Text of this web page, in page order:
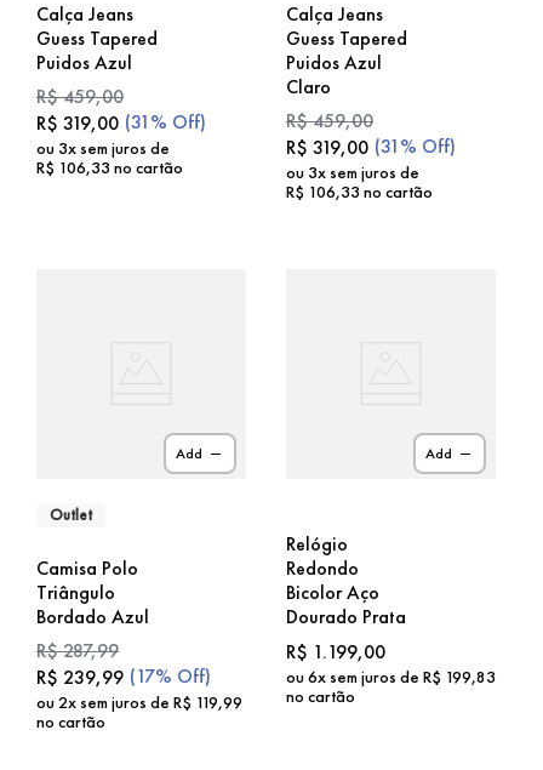
Calça Jeans
Guess Tapered
Puidos Azul
R$459,00
R$ 319,00 (31% Off)
ou 3x sem juros de
R$ 106,33 no cartão
Calça Jeans
Guess Tapered
Puidos Azul
Claro
R$459,00
R$ 319,00 (31% Off)
ou 3x sem juros de
R$ 106,33 no cartão
Add
Outlet
Camisa Polo
Triângulo
Bordado Azul
R$287,99
R$ 239,99 (17% Off)
ou2x sem juros de R$ 119,99
no cartão
Add
Relógio
Redondo
Bicolor Aço
Dourado Prata
R$ 1.199,00
ou6x sem juros de R$ 199,83
no cartão